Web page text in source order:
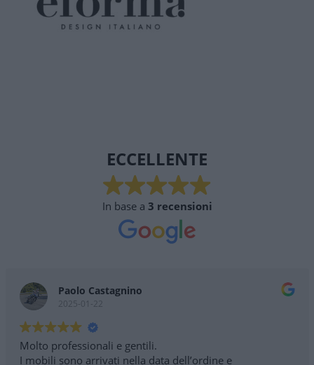
ECCELLENTE
In base a 3 recensioni
Paolo Castagnino
2025-01-22
Molto professionali e gentili.
I mobili sono arrivati nella data dell’ordine e